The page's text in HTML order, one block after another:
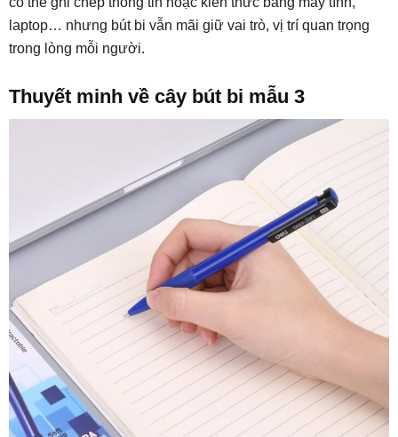
laptop… nhưng bút bi vẫn mãi giữ vai trò, vị trí quan trọng
trong lòng mỗi người.
Thuyết minh về cây bút bi mẫu 3